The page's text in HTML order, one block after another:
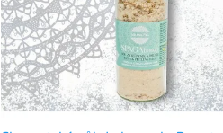
p